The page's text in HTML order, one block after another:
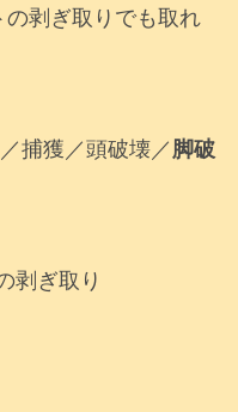
剥ぎ取りでも取れ
捕獲／頭破壊／脚破
剥ぎ取り